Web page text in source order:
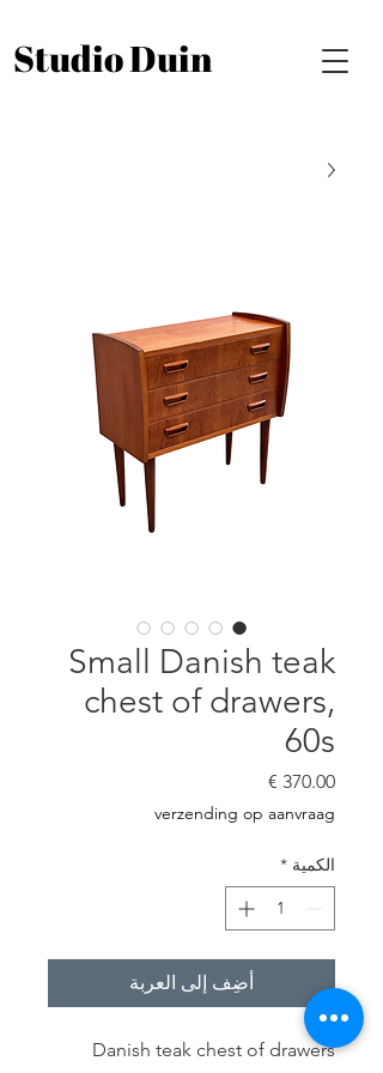
Studio Duin
Small Danish teak
chest of drawers,
60s
السعر
verzending op aanvraag
الكمية *
أضِف إلى العربة
Danish teak chest of drawers